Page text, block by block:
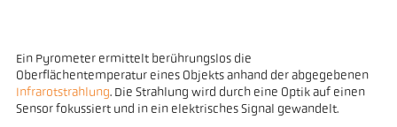
​Ein Pyrometer ermittelt berührungslos die
Oberflächentemperatur eines Objekts anhand der abgegebenen
Infrarotstrahlung. Die Strahlung wird durch eine Optik auf einen
Sensor fokussiert und in ein elektrisches Signal gewandelt.